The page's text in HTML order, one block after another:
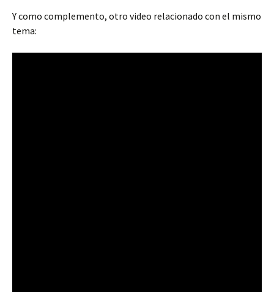
Y como complemento, otro video relacionado con el mismo
tema: